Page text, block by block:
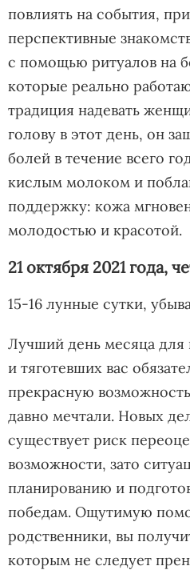
повлиять на события,
перспективные
с помощью ритуалов на
которые реально
традиция надевать
голову в этот день, он
болей в течение всего
кислым молоком и
поддержку: кожа
молодостью и красотой.
21 октября 2021 года,
15-16 лунные сутки,
Лучший день месяца для
и тяготевших вас
прекрасную
давно мечтали. Новых
существует риск
возможности, зато
планированию и
победам. Ощутимую
родственники, вы
которым не следует